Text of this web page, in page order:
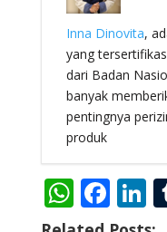
Inna Dinovita,
yang
dari Badan
banyak
pentingnya
produk
W
h
F
acn